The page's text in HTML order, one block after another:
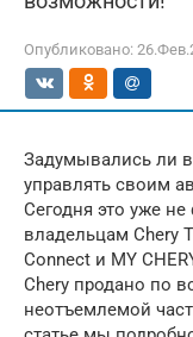
Опубликовано:
Задумывались ли
управлять своим
Сегодня это уже не
владельцам Chery
Connect и MY
Chery продано по
неотъемлемой